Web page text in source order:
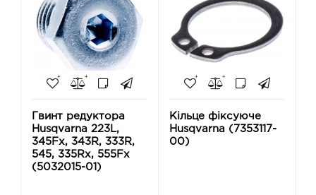
Гвинт редуктора
Husqvarna 223L,
345Fx, 343R, 333R,
545, 335Rx, 555Fx
(5032015-01)
Кільце фіксуюче
Husqvarna (7353117-
00)